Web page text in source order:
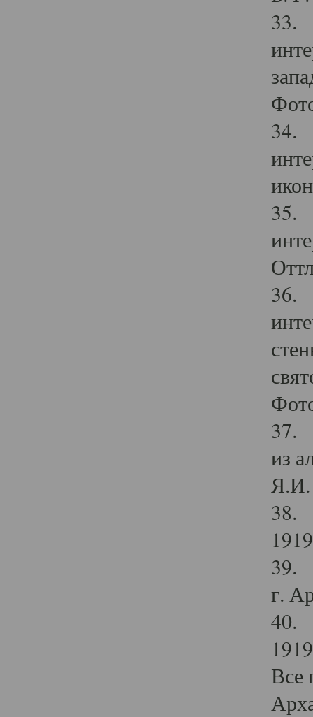
33.
34.
35.
36.
37.
из
Я.И.
38.
39.
г.
40.
Все